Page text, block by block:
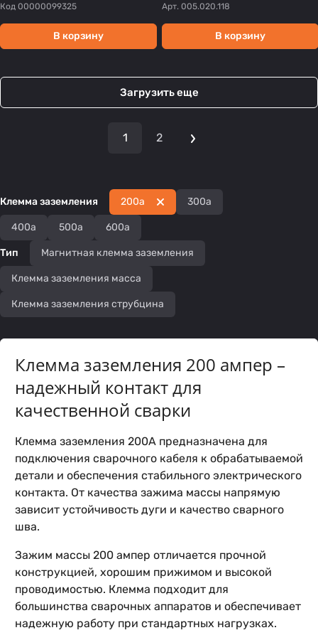
Код 00000099325
В корзину
Арт. 005.020.118
В корзину
Загрузить еще
1 2
Клемма заземления 200а 300а
400а 500а 600а
Тип Магнитная клемма заземления
Клемма заземления масса
Клемма заземления струбцина
Клемма заземления 200 ампер –
надежный контакт для
качественной сварки
Клемма заземления 200А предназначена для
подключения сварочного кабеля к обрабатываемой
детали и обеспечения стабильного электрического
контакта. От качества зажима массы напрямую
зависит устойчивость дуги и качество сварного
шва.
Зажим массы 200 ампер отличается прочной
конструкцией, хорошим прижимом и высокой
проводимостью. Клемма подходит для
большинства сварочных аппаратов и обеспечивает
надежную работу при стандартных нагрузках.